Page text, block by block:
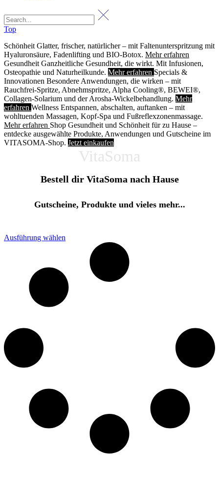
Top
Schönheit Glatter, frischer, natürlicher – mit Faltenunterspritzung mit
Hyaluronsäure, Fadenlifting und BIO-Botox. Mehr erfahren
Gesundheit Ganzheitliche Gesundheit, die wirkt. Mit Infusionen,
Osteopathie und Naturheilkunde. Mehr erfahren Specials &
Innovationen Besondere Anwendungen, die wirken – mit
Rauchfrei-Spritze, Abnehmspritze, Alpha Cooling®, BEWEI®,
Collagen-Solarium und der Arosha-Wickelbehandlung. Mehr
erfahren Wellness Entspannen, abschalten, auftanken – mit
wohltuenden Massagen, Kopf-Spa und Fußreflexzonenmassage.
Mehr erfahren Shop Gesundheit und Schönheit für zu Hause –
entdecke ausgewählte Produkte, Anwendungen und Gutscheine im
VITASOMA-Shop. Jetzt einkaufen
VitaSoma
Bestell dir VitaSoma nach Hause
Gutscheine, Produkte und vieles mehr...
Ausführung wählen